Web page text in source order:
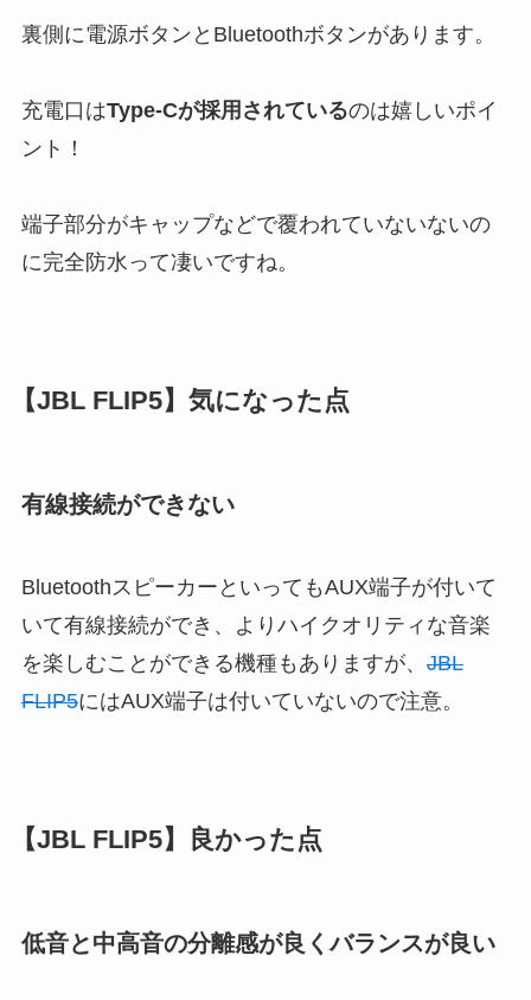
裏側に電源ボタンとBluetoothボタンがあります。
充電口はType-Cが採用されているのは嬉しいポイ
ント！
端子部分がキャップなどで覆われていないないの
に完全防水って凄いですね。
【JBL FLIP5】気になった点
有線接続ができない
BluetoothスピーカーといってもAUX端子が付いて
いて有線接続ができ、よりハイクオリティな音楽
を楽しむことができる機種もありますが、 JBL
FLIP5にはAUX端子は付いていないので注意。
【JBL FLIP5】良かった点
低音と中高音の分離感が良くバランスが良い